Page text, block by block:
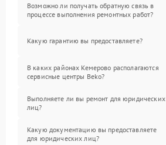
Возможно ли получать обратную связь в
процессе выполнения ремонтных работ?
Какую гарантию вы предоставляете?
В каких районах Кемерово располагаются
сервисные центры Beko?
Выполняете ли вы ремонт для юридических
лиц?
Какую документацию вы предоставляете
для юридических лиц?